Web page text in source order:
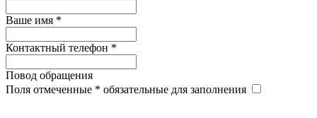
Ваше имя *
Контактный телефон *
Повод обращения
Поля отмеченные * обязательные для заполнения